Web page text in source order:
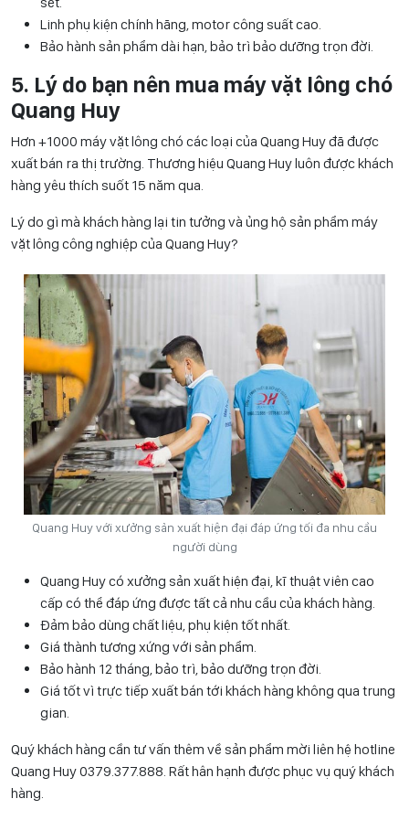
Linh phụ kiện chính hãng, motor công suất cao.
Bảo hành sản phẩm dài hạn, bảo trì bảo dưỡng trọn đời.
5. Lý do bạn nên mua máy vặt lông chó
Quang Huy
Hơn +1000 máy vặt lông chó các loại của Quang Huy đã được
xuất bán ra thị trường. Thương hiệu Quang Huy luôn được khách
hàng yêu thích suốt 15 năm qua.
Lý do gì mà khách hàng lại tin tưởng và ủng hộ sản phẩm máy
vặt lông công nghiệp của Quang Huy?
Quang Huy với xưởng sản xuất hiện đại đáp ứng tối đa nhu cầu
người dùng
Quang Huy có xưởng sản xuất hiện đại, kĩ thuật viên cao
cấp có thể đáp ứng được tất cả nhu cầu của khách hàng.
Đảm bảo dùng chất liệu, phụ kiện tốt nhất.
Giá thành tương xứng với sản phẩm.
Bảo hành 12 tháng, bảo trì, bảo dưỡng trọn đời.
Giá tốt vì trực tiếp xuất bán tới khách hàng không qua trung
gian.
Quý khách hàng cần tư vấn thêm về sản phẩm mời liên hệ hotline
Quang Huy 0379.377.888. Rất hân hạnh được phục vụ quý khách
hàng.